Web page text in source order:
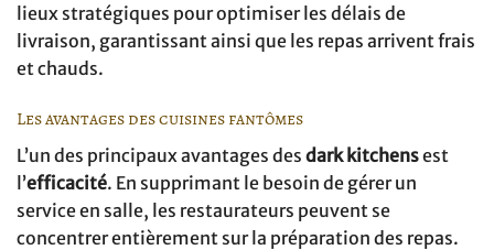
lieux stratégiques pour optimiser les délais de
livraison, garantissant ainsi que les repas arrivent frais
et chauds.
Les avantages des cuisines fantômes
L’un des principaux avantages des dark kitchensest
l’efficacité. En supprimant le besoin de gérer un
service en salle, les restaurateurs peuvent se
concentrer entièrement sur la préparation des repas.